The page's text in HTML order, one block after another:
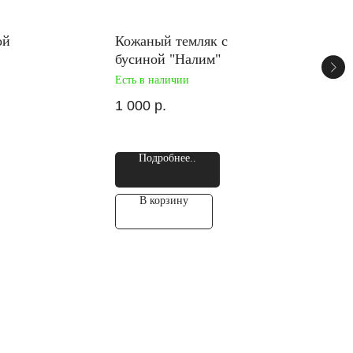
Кожаный темляк с
бусиной "Налим"
Есть в наличии
1 000 р.
Подробнее..
В корзину